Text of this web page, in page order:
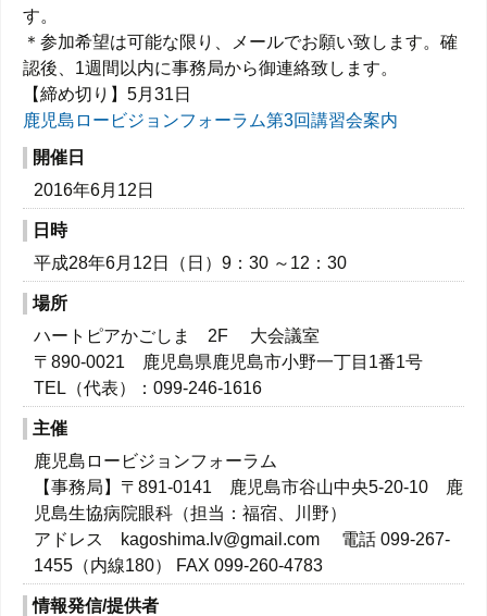
す。
＊参加希望は可能な限り、メールでお願い致します。確
認後、1週間以内に事務局から御連絡致します。
【締め切り】5月31日
鹿児島ロービジョンフォーラム第3回講習会案内
開催日
2016年6月12日
日時
平成28年6月12日（日）9：30 ～12：30
場所
ハートピアかごしま 2F 大会議室
〒890-0021 鹿児島県鹿児島市小野一丁目1番1号
TEL（代表）：099-246-1616
主催
鹿児島ロービジョンフォーラム
【事務局】〒891-0141 鹿児島市谷山中央5-20-10 鹿
児島生協病院眼科（担当：福宿、川野）
アドレス kagoshima.lv@gmail.com 電話 099-267-
1455（内線180） FAX 099-260-4783
情報発信/提供者